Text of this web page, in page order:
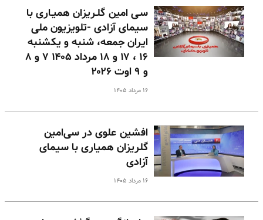
سـی امین گلـریزان همیـاری با
سیمای آزادی -تلویزیون ملی
ایران جمعه، شنبه و یکشنبه
۱۶ ، ۱۷ و ۱۸ مرداد ۱۴۰۵ ۷ و ۸
و ۹ اوت ۲۰۲۶
۱۶ مرداد ۱۴۰۵
افشین علوی در سی‌امین
گلریزان همیاری با سیمای
آزادی
۱۶ مرداد ۱۴۰۵